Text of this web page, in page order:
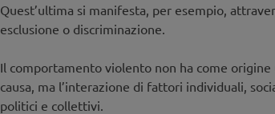
Quest’ultima si manifesta, per esempio,
esclusione o discriminazione.
Il comportamento violento non ha come origine
causa, ma l’interazione di fattori individuali,
politici e collettivi.